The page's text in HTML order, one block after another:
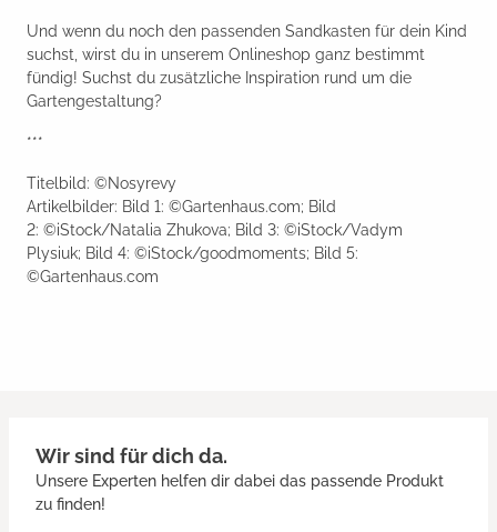
Und wenn du noch den passenden Sandkasten für dein Kind
suchst, wirst du in unserem Onlineshop ganz bestimmt
fündig! Suchst du zusätzliche Inspiration rund um die
Gartengestaltung?
***
Titelbild: ©Nosyrevy
Artikelbilder: Bild 1: ©Gartenhaus.com; Bild
2: ©iStock/Natalia Zhukova; Bild 3: ©iStock/Vadym
Plysiuk; Bild 4: ©iStock/goodmoments; Bild 5:
©Gartenhaus.com
Wir sind für dich da.
Unsere Experten helfen dir dabei das passende Produkt
zu finden!